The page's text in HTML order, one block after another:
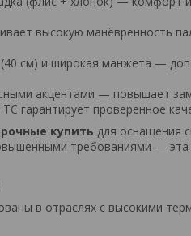
высокую манёвренность
(40 см) и широкая манжета —
акцентами — повышает
гарантирует проверенное
купить для оснащения
требованиями —
в отраслях с высокими